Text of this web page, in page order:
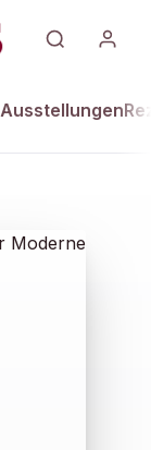
Ausstellungen